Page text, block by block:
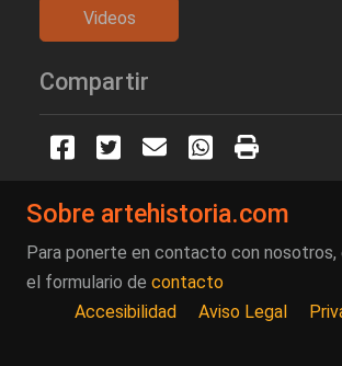
Videos
Compartir
Sobre artehistoria.com
Para ponerte en contacto con nosotros,
el formulario de contacto
Accesibilidad
Aviso Legal